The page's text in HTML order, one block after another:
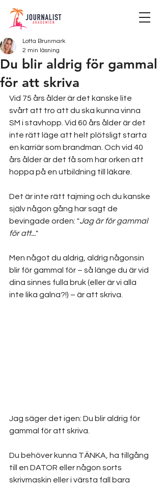
Du blir aldrig för gammal
för att skriva
Lotta Brunmark
2 min läsning
Vid 75 års ålder är det kanske lite
svårt att tro att du ska kunna vinna
SM i stavhopp. Vid 60 års ålder är det
inte rätt läge att helt plötsligt starta
en karriär som brandman. Och vid 40
års ålder är det få som har orken att
hoppa på en utbildning till läkare.
Det är inte rätt tajming och du kanske
själv någon gång har sagt de
bevingade orden: "Jag är för gammal
för att..."
Men något du aldrig, aldrig någonsin
blir för gammal för – så länge du är vid
dina sinnes fulla bruk (eller är vi alla
inte lika galna?!) – är att skriva.
Jag säger det igen: Du blir aldrig för
gammal för att skriva.
Du behöver kunna TÄNKA, ha tillgång
till en DATOR eller någon sorts
skrivmaskin eller i värsta fall bara